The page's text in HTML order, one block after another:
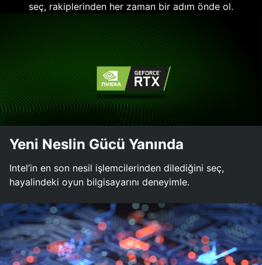
seç, rakiplerinden her zaman bir adım önde ol.
Yeni Neslin Gücü Yanında
Intel’in en son nesil işlemcilerinden dilediğini seç,
hayalindeki oyun bilgisayarını deneyimle.